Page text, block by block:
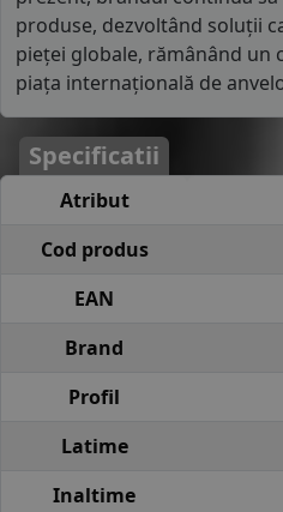
produse, dezvoltând soluții
pieței globale, rămânând
piața internațională de
Specificatii
Atribut
Cod produs
EAN
Brand
Profil
Latime
Inaltime